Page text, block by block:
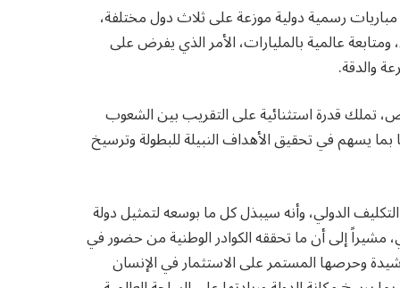
إن المهمة لن تكون سهلة في ظل إقامة 104 مباريات رسمية دولية موزعة على ثلاث دول مختلفة،
عالمية بالمليارات، الأمر الذي يفرض على
والدقة.
تملك قدرة استثنائية على التقريب بين الشعوب
يسهم في تحقيق الأهداف النبيلة للبطولة وترسيخ
الدولي، وأنه سيبذل كل ما بوسعه لتمثيل دولة
مشيراً إلى أن ما تحققه الكوادر الوطنية من حضور في
وحرصها المستمر على الاستثمار في الإنسان